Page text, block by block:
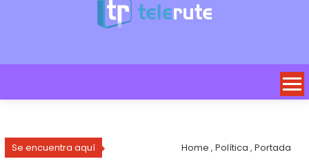
Se encuentra aquí Home ,Política ,Portada